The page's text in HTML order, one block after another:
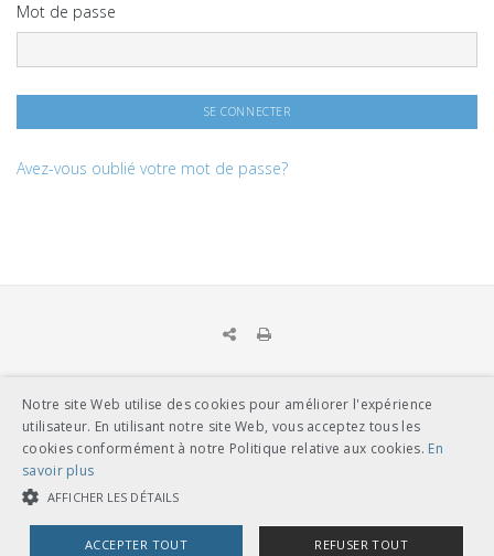
Mot de passe
Avez-vous oublié votre mot de passe?
UNION DES TRANSPORTS PUBLICS
Dählhölzliweg 12
Tél. en contact direct avec l’équipe de l’UTP
info@utp.ch
Plan d'accès
Notre site Web utilise des cookies pour améliorer l'expérience
utilisateur. En utilisant notre site Web, vous acceptez tous les
cookies conformément à notre Politique relative aux cookies. En
savoir plus
AFFICHER LES DÉTAILS
ACCEPTER TOUT REFUSER TOUT